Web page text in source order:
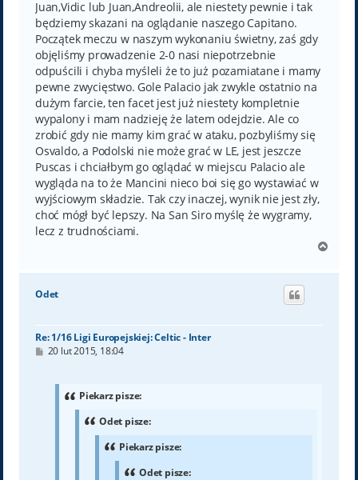
Juan,Vidic lub Juan,Andreolii, ale niestety pewnie i tak
będziemy skazani na oglądanie naszego Capitano.
Początek meczu w naszym wykonaniu świetny, zaś gdy
objęliśmy prowadzenie 2-0 nasi niepotrzebnie
odpuścili i chyba myśleli że to już pozamiatane i mamy
pewne zwycięstwo. Gole Palacio jak zwykle ostatnio na
dużym farcie, ten facet jest już niestety kompletnie
wypalony i mam nadzieję że latem odejdzie. Ale co
zrobić gdy nie mamy kim grać w ataku, pozbyliśmy się
Osvaldo, a Podolski nie może grać w LE, jest jeszcze
Puscas i chciałbym go oglądać w miejscu Palacio ale
wygląda na to że Mancini nieco boi się go wystawiać w
wyjściowym składzie. Tak czy inaczej, wynik nie jest zły,
choć mógł być lepszy. Na San Siro myślę że wygramy,
lecz z trudnościami.
g
Odet
Re: 1/16 Ligi Europejskiej: Celtic - Inter
P20 lut 2015, 18:04
Piekarz pisze:
Odet pisze:
Piekarz pisze:
Odet pisze: